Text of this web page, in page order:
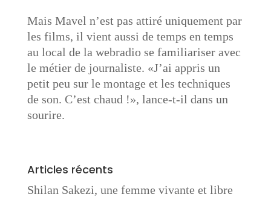
Mais Mavel n’est pas attiré uniquement par
les films, il vient aussi de temps en temps
au local de la webradio se familiariser avec
le métier de journaliste. «J’ai appris un
petit peu sur le montage et les techniques
de son. C’est chaud !», lance-t-il dans un
sourire.
Articles récents
Shilan Sakezi, une femme vivante et libre